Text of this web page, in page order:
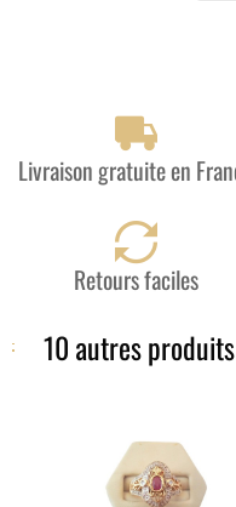
Livraison gratuite en
Retours faciles
10 autres